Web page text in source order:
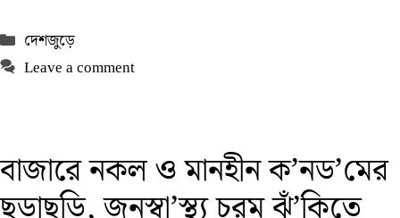
Categories
দেশজুড়ে
Leave a comment
বাজারে নকল ও মানহীন ক’নড’মের